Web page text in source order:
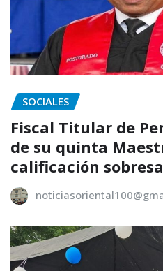
SOCIALES
Fiscal Titular de
de su quinta
calificación